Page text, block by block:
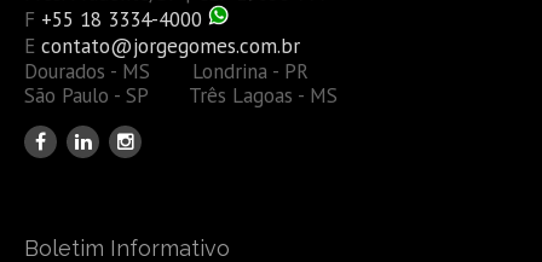
F +55 18 3334-4000
E contato@jorgegomes.com.br
Dourados - MS Londrina - PR
São Paulo - SP Três Lagoas - MS
Boletim Informativo